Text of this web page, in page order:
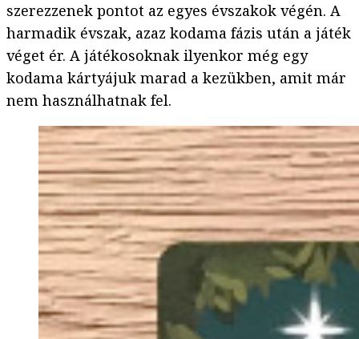
szerezzenek pontot az egyes évszakok végén. A
harmadik évszak, azaz kodama fázis után a játék
véget ér. A játékosoknak ilyenkor még egy
kodama kártyájuk marad a kezükben, amit már
nem használhatnak fel.